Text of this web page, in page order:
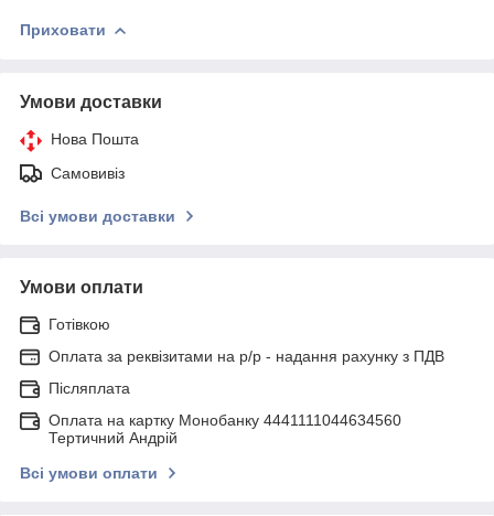
Приховати
Умови доставки
Нова Пошта
Самовивіз
Всі умови доставки
Умови оплати
Готівкою
Оплата за реквізитами на р/р - надання рахунку з ПДВ
Післяплата
Оплата на картку Монобанку 4441111044634560
Тертичний Андрій
Всі умови оплати